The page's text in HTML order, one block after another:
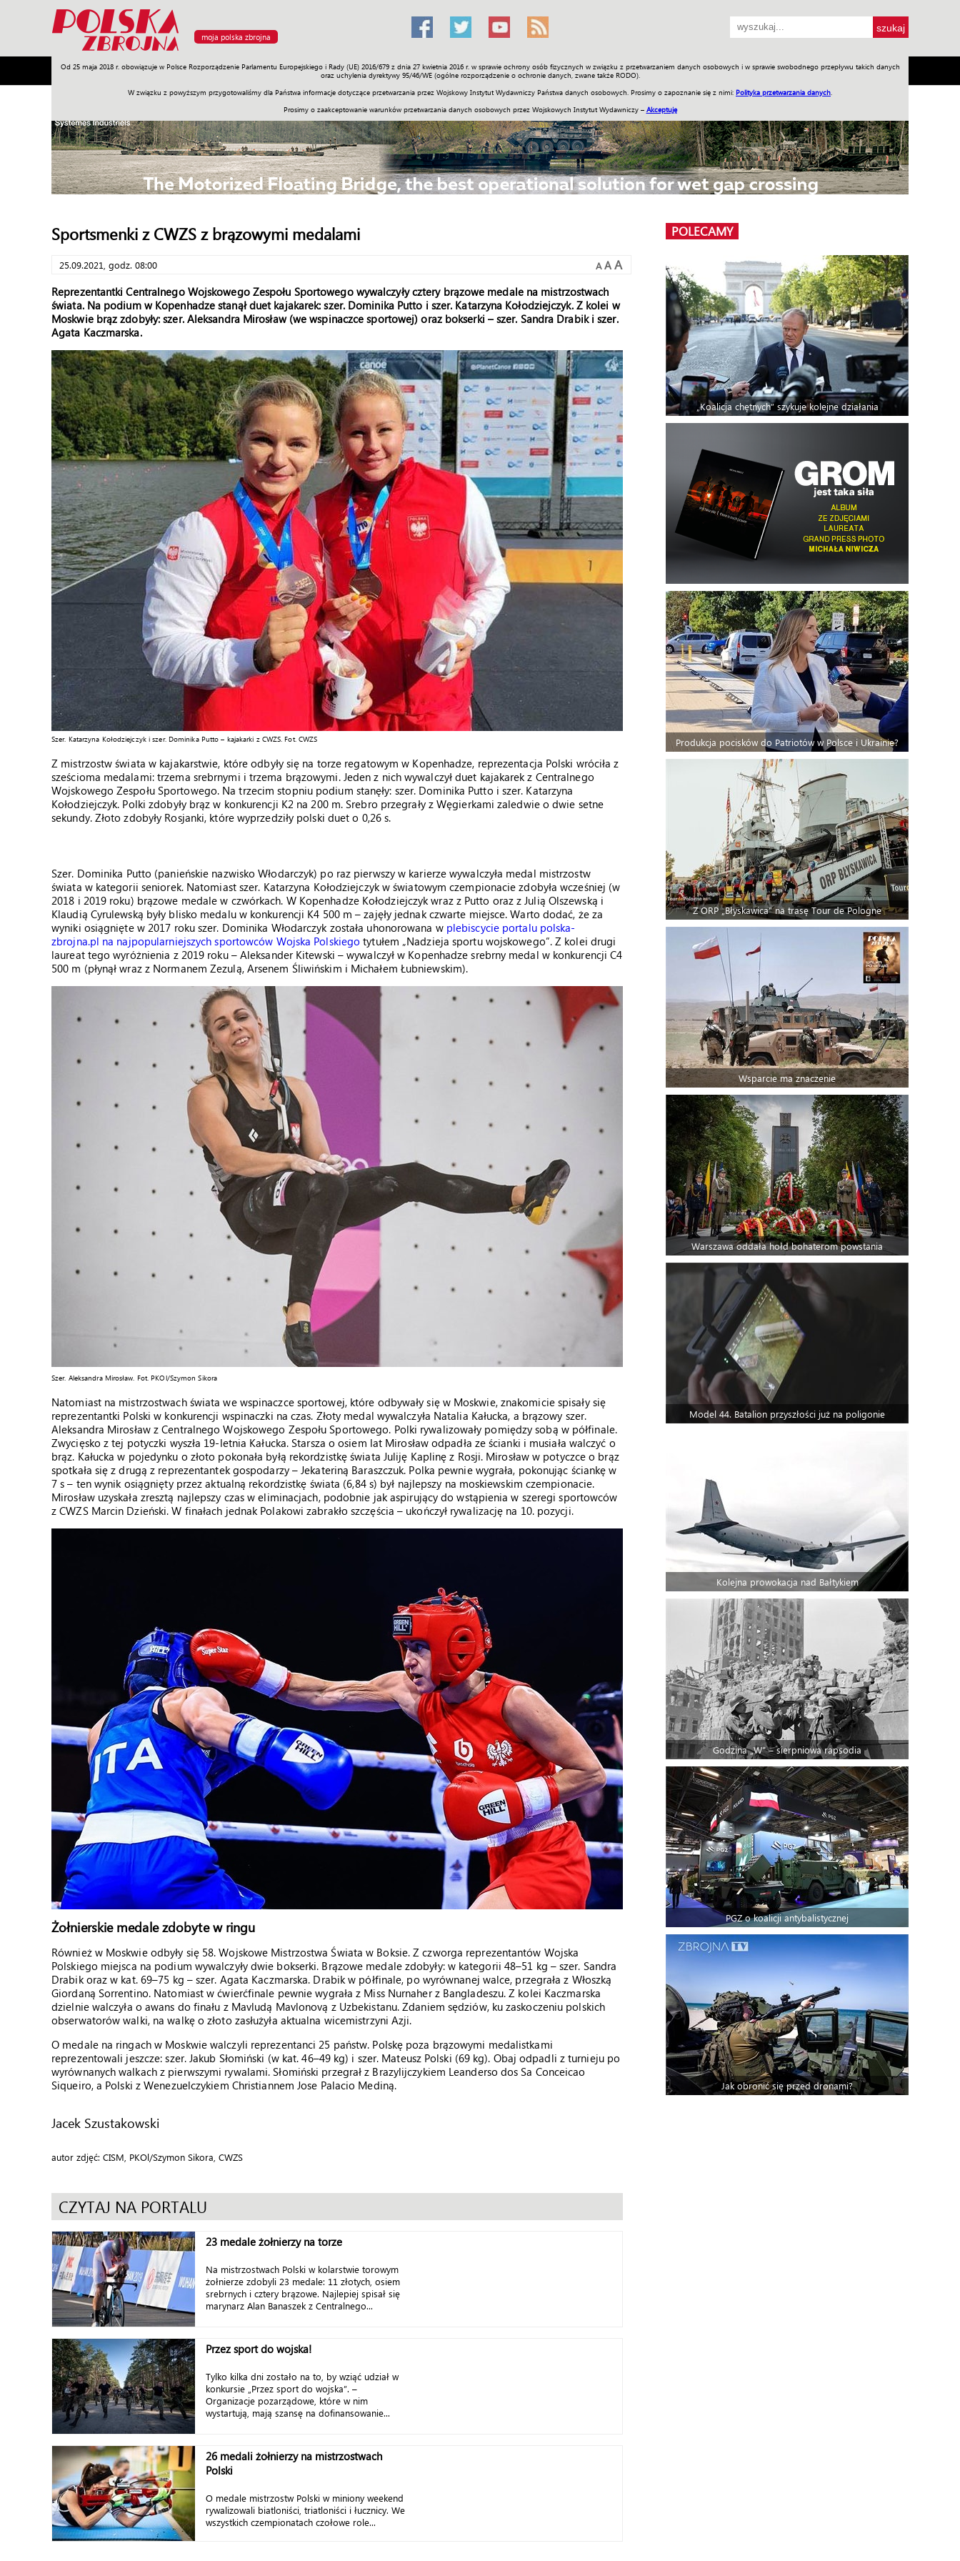
moja polska zbrojna
Od 25 maja 2018 r. obowiązuje w Polsce Rozporządzenie Parlamentu Europejskiego i Rady (UE) 2016/679 z dnia 27 kwietnia 2016 r. w sprawie ochrony osób fizycznych w związku z przetwarzaniem danych osobowych i w sprawie swobodnego przepływu takich danych
oraz uchylenia dyrektywy 95/46/WE (ogólne rozporządzenie o ochronie danych, zwane także RODO).
W związku z powyższym przygotowaliśmy dla Państwa informacje dotyczące przetwarzania przez Wojskowy Instytut Wydawniczy Państwa danych osobowych. Prosimy o zapoznanie się z nimi: Polityka przetwarzania danych
Prosimy o zaakceptowanie warunków przetwarzania danych osobowych przez Wojskowych Instytut Wydawniczy – Akceptuję
Armia Poligon Sprzęt Misje Polityka Prawo Świat Społeczność Sport Historia Galerie Wideo ENGLISH SKLEP Jednodniówki Praca w WIW
Sportsmenki z CWZS z brązowymi medalami
25.09.2021, godz. 08:00 A A A
Reprezentantki Centralnego Wojskowego Zespołu Sportowego wywalczyły cztery brązowe medale na mistrzostwach
świata. Na podium w Kopenhadze stanął duet kajakarek: szer. Dominika Putto i szer. Katarzyna Kołodziejczyk. Z kolei w
Moskwie brąz zdobyły: szer. Aleksandra Mirosław (we wspinaczce sportowej) oraz bokserki – szer. Sandra Drabik i szer.
Agata Kaczmarska.
Szer. Katarzyna Kołodziejczyk i szer. Dominika Putto – kajakarki z CWZS. Fot. CWZS
Z mistrzostw świata w kajakarstwie, które odbyły się na torze regatowym w Kopenhadze, reprezentacja Polski wróciła z
sześcioma medalami: trzema srebrnymi i trzema brązowymi. Jeden z nich wywalczył duet kajakarek z Centralnego
Wojskowego Zespołu Sportowego. Na trzecim stopniu podium stanęły: szer. Dominika Putto i szer. Katarzyna
Kołodziejczyk. Polki zdobyły brąz w konkurencji K2 na 200 m. Srebro przegrały z Węgierkami zaledwie o dwie setne
sekundy. Złoto zdobyły Rosjanki, które wyprzedziły polski duet o 0,26 s.
Szer. Dominika Putto (panieńskie nazwisko Włodarczyk) po raz pierwszy w karierze wywalczyła medal mistrzostw
świata w kategorii seniorek. Natomiast szer. Katarzyna Kołodziejczyk w światowym czempionacie zdobyła wcześniej (w
2018 i 2019 roku) brązowe medale w czwórkach. W Kopenhadze Kołodziejczyk wraz z Putto oraz z Julią Olszewską i
Klaudią Cyrulewską były blisko medalu w konkurencji K4 500 m – zajęły jednak czwarte miejsce. Warto dodać, że za
wyniki osiągnięte w 2017 roku szer. Dominika Włodarczyk została uhonorowana w plebiscycie portalu polska-
zbrojna.pl na najpopularniejszych sportowców Wojska Polskiego tytułem „Nadzieja sportu wojskowego”. Z kolei drugi
laureat tego wyróżnienia z 2019 roku – Aleksander Kitewski – wywalczył w Kopenhadze srebrny medal w konkurencji C4
500 m (płynął wraz z Normanem Zezulą, Arsenem Śliwińskim i Michałem Łubniewskim).
Szer. Aleksandra Mirosław. Fot. PKOl/Szymon Sikora
Natomiast na mistrzostwach świata we wspinaczce sportowej, które odbywały się w Moskwie, znakomicie spisały się
reprezentantki Polski w konkurencji wspinaczki na czas. Złoty medal wywalczyła Natalia Kałucka, a brązowy szer.
Aleksandra Mirosław z Centralnego Wojskowego Zespołu Sportowego. Polki rywalizowały pomiędzy sobą w półfinale.
Zwycięsko z tej potyczki wyszła 19-letnia Kałucka. Starsza o osiem lat Mirosław odpadła ze ścianki i musiała walczyć o
brąz. Kałucka w pojedynku o złoto pokonała byłą rekordzistkę świata Juliję Kaplinę z Rosji. Mirosław w potyczce o brąz
spotkała się z drugą z reprezentantek gospodarzy – Jekateriną Baraszczuk. Polka pewnie wygrała, pokonując ściankę w
7 s – ten wynik osiągnięty przez aktualną rekordzistkę świata (6,84 s) był najlepszy na moskiewskim czempionacie.
Mirosław uzyskała zresztą najlepszy czas w eliminacjach, podobnie jak aspirujący do wstąpienia w szeregi sportowców
z CWZS Marcin Dzieński. W finałach jednak Polakowi zabrakło szczęścia – ukończył rywalizację na 10. pozycji.
Żołnierskie medale zdobyte w ringu
Również w Moskwie odbyły się 58. Wojskowe Mistrzostwa Świata w Boksie. Z czworga reprezentantów Wojska
Polskiego miejsca na podium wywalczyły dwie bokserki. Brązowe medale zdobyły: w kategorii 48–51 kg – szer. Sandra
Drabik oraz w kat. 69–75 kg – szer. Agata Kaczmarska. Drabik w półfinale, po wyrównanej walce, przegrała z Włoszką
Giordaną Sorrentino. Natomiast w ćwierćfinale pewnie wygrała z Miss Nurnaher z Bangladeszu. Z kolei Kaczmarska
dzielnie walczyła o awans do finału z Mavludą Mavlonovą z Uzbekistanu. Zdaniem sędziów, ku zaskoczeniu polskich
obserwatorów walki, na walkę o złoto zasłużyła aktualna wicemistrzyni Azji.
O medale na ringach w Moskwie walczyli reprezentanci 25 państw. Polskę poza brązowymi medalistkami
reprezentowali jeszcze: szer. Jakub Słomiński (w kat. 46–49 kg) i szer. Mateusz Polski (69 kg). Obaj odpadli z turnieju po
wyrównanych walkach z pierwszymi rywalami. Słomiński przegrał z Brazylijczykiem Leanderso dos Sa Conceicao
Siqueiro, a Polski z Wenezuelczykiem Christiannem Jose Palacio Mediną.
Jacek Szustakowski
autor zdjęć: CISM, PKOl/Szymon Sikora, CWZS
CZYTAJ NA PORTALU
23 medale żołnierzy na torze
Na mistrzostwach Polski w kolarstwie torowym
żołnierze zdobyli 23 medale: 11 złotych, osiem
srebrnych i cztery brązowe. Najlepiej spisał się
marynarz Alan Banaszek z Centralnego...
Przez sport do wojska!
Tylko kilka dni zostało na to, by wziąć udział w
konkursie „Przez sport do wojska”. –
Organizacje pozarządowe, które w nim
wystartują, mają szansę na dofinansowanie...
26 medali żołnierzy na mistrzostwach
Polski
O medale mistrzostw Polski w miniony weekend
rywalizowali biatloniści, triatloniści i łucznicy. We
wszystkich czempionatach czołowe role...
POLECAMY
„Koalicja chętnych” szykuje kolejne działania
Produkcja pocisków do Patriotów w Polsce i Ukrainie?
Z ORP „Błyskawica” na trasę Tour de Pologne
Wsparcie ma znaczenie
Warszawa oddała hołd bohaterom powstania
Model 44. Batalion przyszłości już na poligonie
Kolejna prowokacja nad Bałtykiem
Godzina „W” – sierpniowa rapsodia
PGZ o koalicji antybalistycznej
Jak obronić się przed dronami?